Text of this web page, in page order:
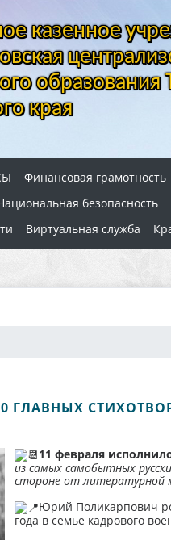
казенное
образования
края
Финансовая грамотность
безопасность
Виртуальная служба
ГЛАВНЫХ
11 февраля
из самых самобытных
стороне от литературной
Юрий Поликарпович
года в семье кадрового